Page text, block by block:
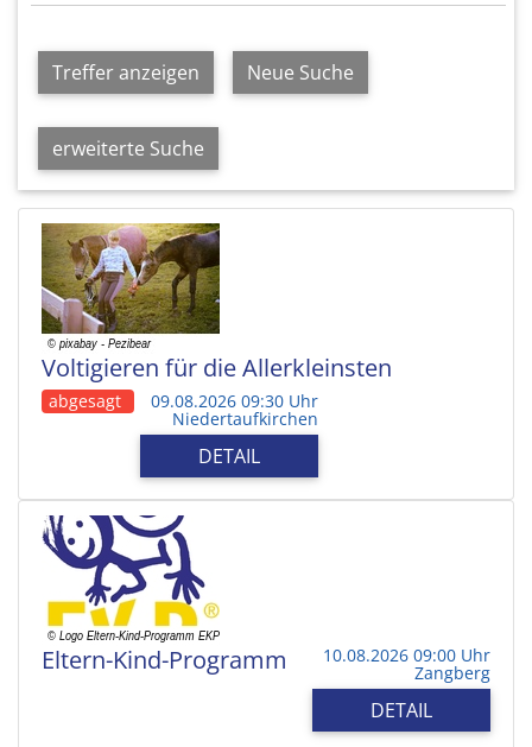
Treffer anzeigen Neue Suche
erweiterte Suche
Voltigieren für die Allerkleinsten
abgesagt 09.08.2026 09:30 Uhr
Niedertaufkirchen
DETAIL
Eltern-Kind-Programm 10.08.2026 09:00 Uhr
Zangberg
DETAIL